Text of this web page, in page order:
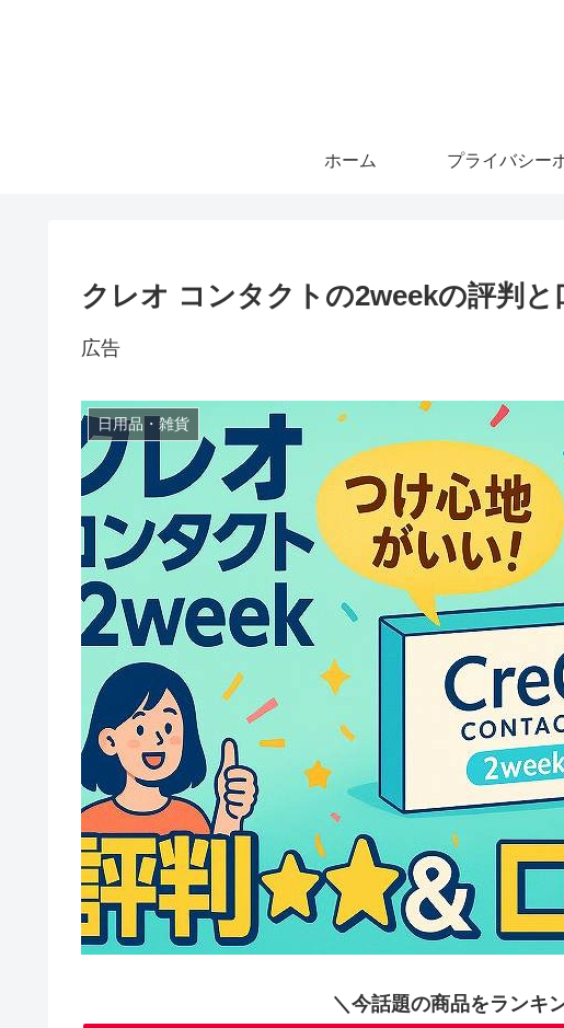
ホーム
クレオ コンタクトの2weekの評判
広告
日用品・雑貨
＼今話題の商品をランキ